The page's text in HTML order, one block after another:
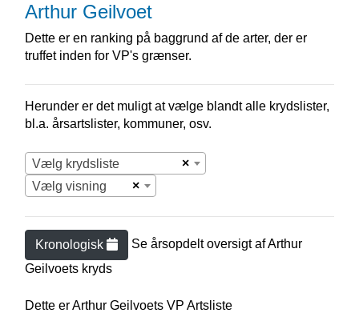
Arthur Geilvoet
Dette er en ranking på baggrund af de arter, der er
truffet inden for VP's grænser.
Herunder er det muligt at vælge blandt alle krydslister,
bl.a. årsartslister, kommuner, osv.
×
Vælg krydsliste
×
Vælg visning
Kronologisk Se årsopdelt oversigt afArthur
Geilvoets kryds
Dette er Arthur Geilvoets VP Artsliste